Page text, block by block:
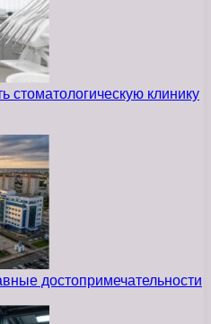
стоматологическую клинику
достопримечательности